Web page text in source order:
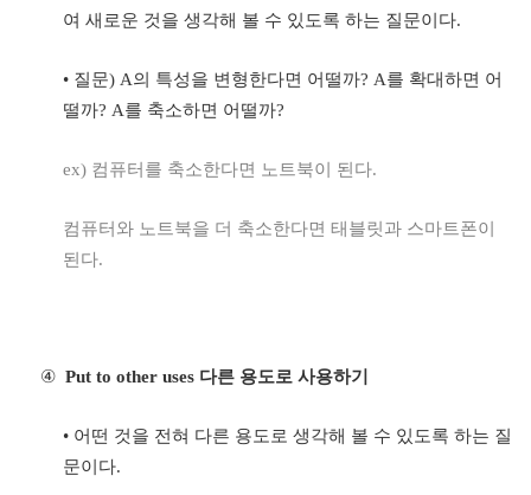
여 새로운 것을 생각해 볼 수 있도록 하는 질문이다.
• 질문) A의 특성을 변형한다면 어떨까? A를 확대하면 어
떨까? A를 축소하면 어떨까?
ex) 컴퓨터를 축소한다면 노트북이 된다.
컴퓨터와 노트북을 더 축소한다면 태블릿과 스마트폰이
된다.
④ Put to other uses 다른 용도로 사용하기
• 어떤 것을 전혀 다른 용도로 생각해 볼 수 있도록 하는 질
문이다.